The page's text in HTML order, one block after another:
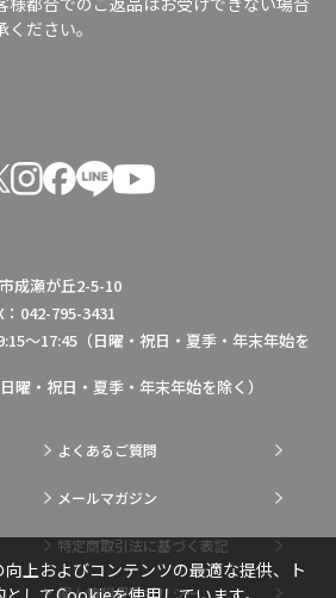
ださい。
成瀬が丘2-5-10
042-795-3431
～17:45（日曜・祝日・夏季・年末年始を
曜・祝日・夏季・年末年始を除く）
よくあるご質問
メールマガジン
特定商取引法に基づく表記
個人情報保護ポリシー
上およびコンテンツの最適な提供、ト